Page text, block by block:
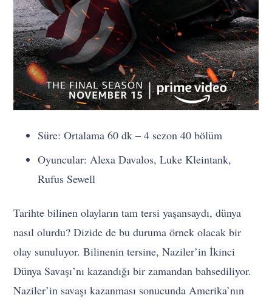
Süre: Ortalama 60 dk – 4 sezon 40 bölüm
Oyuncular: Alexa Davalos, Luke Kleintank,
Rufus Sewell
Tarihte bilinen olayların tam tersi yaşansaydı, dünya
nasıl olurdu? Dizide de bu duruma örnek olacak bir
olay sunuluyor. Bilinenin tersine, Naziler’in İkinci
Dünya Savaşı’nı kazandığı bir zamandan bahsediliyor.
Naziler’in savaşı kazanması sonucunda Amerika’nın